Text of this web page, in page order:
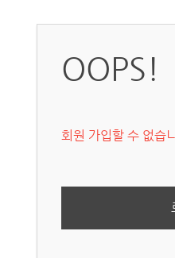
OOPS!
회원 가입할 수 없습